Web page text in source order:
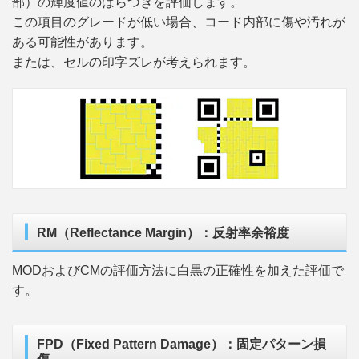
この項目のグレードが低い場合、コード内部に傷や汚れが
ある可能性があります。
または、セルの印字ズレが考えられます。
RM（Reflectance Margin）：反射率余裕度
MODおよびCMの評価方法に白黒の正確性を加えた評価で
す。
FPD（Fixed Pattern Damage）：固定パターン損